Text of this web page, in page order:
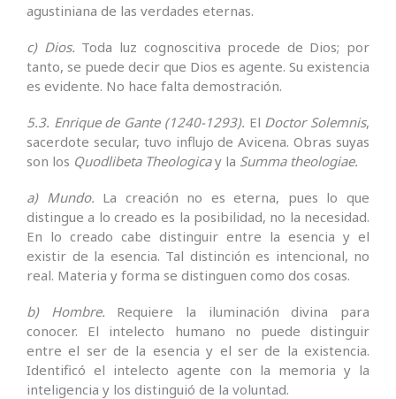
agustiniana de las verdades eternas.
c) Dios. Toda luz cognoscitiva procede de Dios; por
tanto, se puede decir que Dios es agente. Su existencia
es evidente. No hace falta demostración.
5.3. Enrique de Gante (1240-1293). El Doctor Solemnis,
sacerdote secular, tuvo influjo de Avicena. Obras suyas
son los Quodlibeta Theologicay la Summa theologiae.
a) Mundo. La creación no es eterna, pues lo que
distingue a lo creado es la posibilidad, no la necesidad.
En lo creado cabe distinguir entre la esencia y el
existir de la esencia. Tal distinción es intencional, no
real. Materia y forma se distinguen como dos cosas.
b) Hombre. Requiere la iluminación divina para
conocer. El intelecto humano no puede distinguir
entre el ser de la esencia y el ser de la existencia.
Identificó el intelecto agente con la memoria y la
inteligencia y los distinguió de la voluntad.